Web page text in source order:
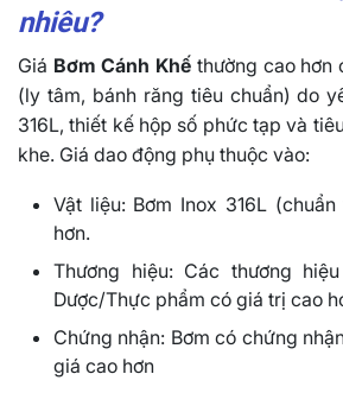
nhiêu?
Giá Bơm Cánh Khế thường cao hơn
(ly tâm, bánh răng tiêu chuẩn) do
316L, thiết kế hộp số phức tạp và
khe. Giá dao động phụ thuộc vào:
Vật liệu: Bơm Inox 316L
hơn.
Thương hiệu: Các thương
Dược/Thực phẩm có giá trị cao
Chứng nhận: Bơm có chứng
giá cao hơn